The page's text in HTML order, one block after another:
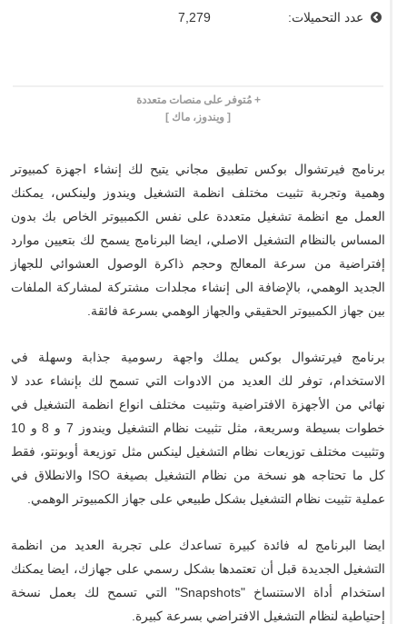
عدد التحميلات:
7,279
+ مُتوفر على منصات متعددة
[ ويندوز، ماك ]
برنامج فيرتشوال بوكس تطبيق مجاني يتيح لك إنشاء اجهزة كمبيوتر
وهمية وتجربة تثبيت مختلف انظمة التشغيل ويندوز ولينكس، يمكنك
العمل مع انظمة تشغيل متعددة على نفس الكمبيوتر الخاص بك بدون
المساس بالنظام التشغيل الاصلي، ايضا البرنامج يسمح لك بتعيين موارد
إفتراضية من سرعة المعالج وحجم ذاكرة الوصول العشوائي للجهاز
الجديد الوهمي، بالإضافة الى إنشاء مجلدات مشتركة لمشاركة الملفات
بين جهاز الكمبيوتر الحقيقي والجهاز الوهمي بسرعة فائقة.
برنامج فيرتشوال بوكس يملك واجهة رسومية جذابة وسهلة في
الاستخدام، توفر لك العديد من الادوات التي تسمح لك بإنشاء عدد لا
نهائي من الأجهزة الافتراضية وتثبيت مختلف انواع انظمة التشغيل في
خطوات بسيطة وسريعة، مثل تثبيت نظام التشغيل ويندوز 7 و 8 و 10
وتثبيت مختلف توزيعات نظام التشغيل لينكس مثل توزيعة أوبونتو، فقط
كل ما تحتاجه هو نسخة من نظام التشغيل بصيغة ISO والانطلاق في
عملية تثبيت نظام التشغيل بشكل طبيعي على جهاز الكمبيوتر الوهمي.
ايضا البرنامج له فائدة كبيرة تساعدك على تجربة العديد من انظمة
التشغيل الجديدة قبل أن تعتمدها بشكل رسمي على جهازك، ايضا يمكنك
استخدام أداة الاستنساخ "Snapshots" التي تسمح لك بعمل نسخة
إحتياطية لنظام التشغيل الافتراضي بسرعة كبيرة.